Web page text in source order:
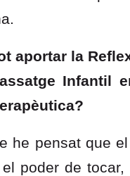
aportar la
Infantil
he pensat que
el poder de